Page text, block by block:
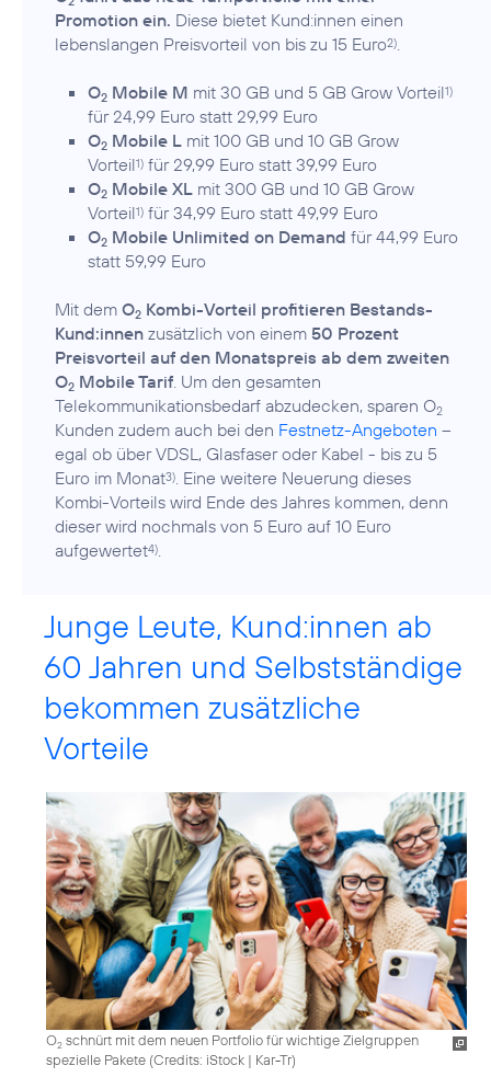
Promotion ein. Diese bietet Kund:innen einen
lebenslangen Preisvorteil von bis zu 15 Euro2).
O2 Mobile M mit 30 GB und 5 GB Grow Vorteil1)
für 24,99 Euro statt 29,99 Euro
O2 Mobile L mit 100 GB und 10 GB Grow
Vorteil1) für 29,99 Euro statt 39,99 Euro
O2 Mobile XL mit 300 GB und 10 GB Grow
Vorteil1) für 34,99 Euro statt 49,99 Euro
O2 Mobile Unlimited on Demand für 44,99 Euro
statt 59,99 Euro
Mit dem O2 Kombi-Vorteil profitieren Bestands-
Kund:innen zusätzlich von einem 50 Prozent
Preisvorteil auf den Monatspreis ab dem zweiten
O2 Mobile Tarif. Um den gesamten
Telekommunikationsbedarf abzudecken, sparen O2
Kunden zudem auch bei den Festnetz-Angeboten –
egal ob über VDSL, Glasfaser oder Kabel - bis zu 5
Euro im Monat3). Eine weitere Neuerung dieses
Kombi-Vorteils wird Ende des Jahres kommen, denn
dieser wird nochmals von 5 Euro auf 10 Euro
aufgewertet4).
Junge Leute, Kund:innen ab
60 Jahren und Selbstständige
bekommen zusätzliche
Vorteile
O2 schnürt mit dem neuen Portfolio für wichtige Zielgruppen
spezielle Pakete (Credits: iStock | Kar-Tr)